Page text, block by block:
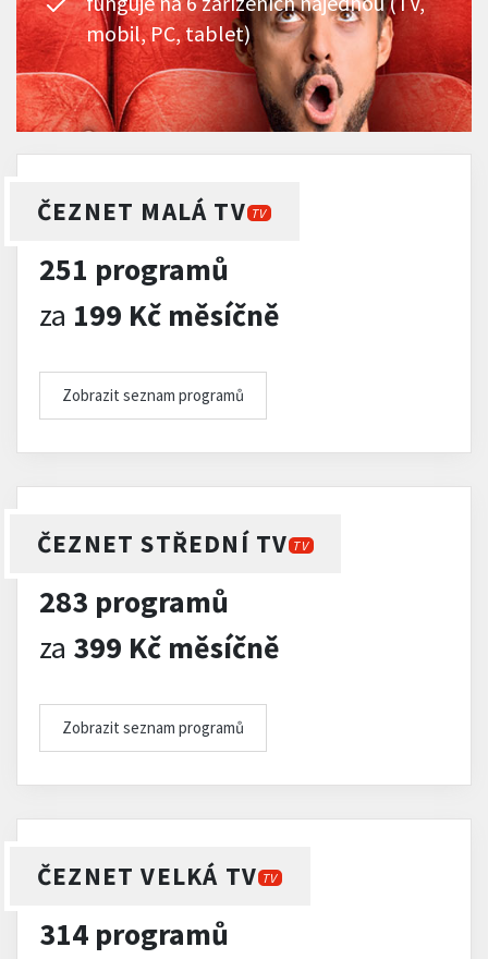
mobil, PC, tablet)
ČEZNET MALÁ TV TV
251 programů
za 199 Kč měsíčně
Zobrazit seznam programů
ČEZNET STŘEDNÍ TV TV
283 programů
za 399 Kč měsíčně
Zobrazit seznam programů
ČEZNET VELKÁ TV TV
314 programů